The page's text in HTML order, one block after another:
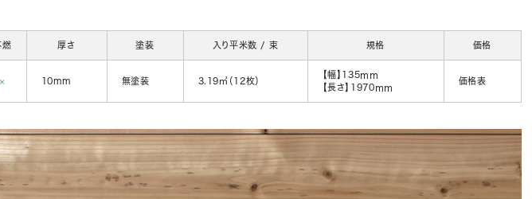
燃 厚さ 塗装 入り平米数 / 束 規格 価格
× 10mm 無塗装 3.19㎡（12枚）
【幅】135ｍｍ
【長さ】1970ｍｍ
価格表